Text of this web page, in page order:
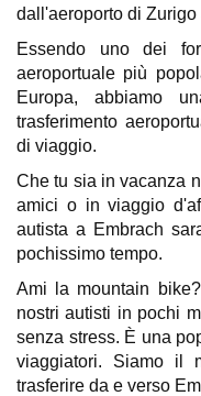
dall'aeroporto di
Essendo uno dei
aeroportuale più
Europa, abbiamo
trasferimento
di viaggio.
Che tu sia in vacanza
amici o in viaggio
autista a Embrach
pochissimo tempo.
Ami la mountain
nostri autisti in pochi
senza stress. È una
viaggiatori. Siamo il
trasferire da e verso